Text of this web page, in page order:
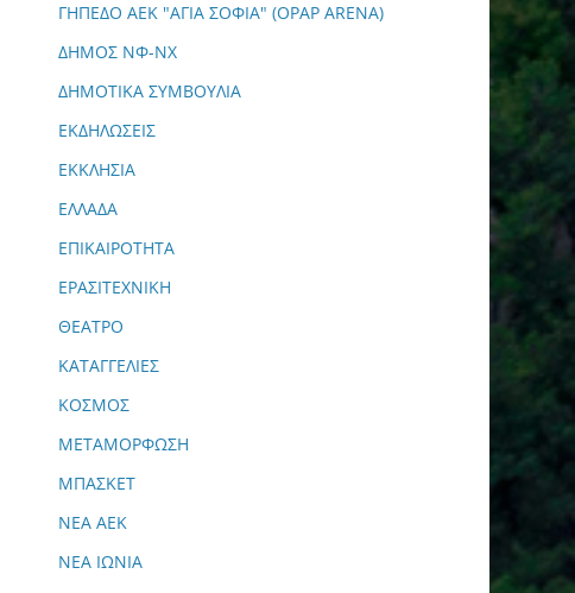
ΓΗΠΕΔΟ ΑΕΚ "ΑΓΙΑ ΣΟΦΙΑ" (OPAP ARENA)
ΔΗΜΟΣ ΝΦ-ΝΧ
ΔΗΜΟΤΙΚΑ ΣΥΜΒΟΥΛΙΑ
ΕΚΔΗΛΩΣΕΙΣ
ΕΚΚΛΗΣΙΑ
ΕΛΛΑΔΑ
ΕΠΙΚΑΙΡΟΤΗΤΑ
ΕΡΑΣΙΤΕΧΝΙΚΗ
ΘΕΑΤΡΟ
ΚΑΤΑΓΓΕΛΙΕΣ
ΚΟΣΜΟΣ
ΜΕΤΑΜΟΡΦΩΣΗ
ΜΠΑΣΚΕΤ
ΝΕΑ ΑΕΚ
ΝΕΑ ΙΩΝΙΑ